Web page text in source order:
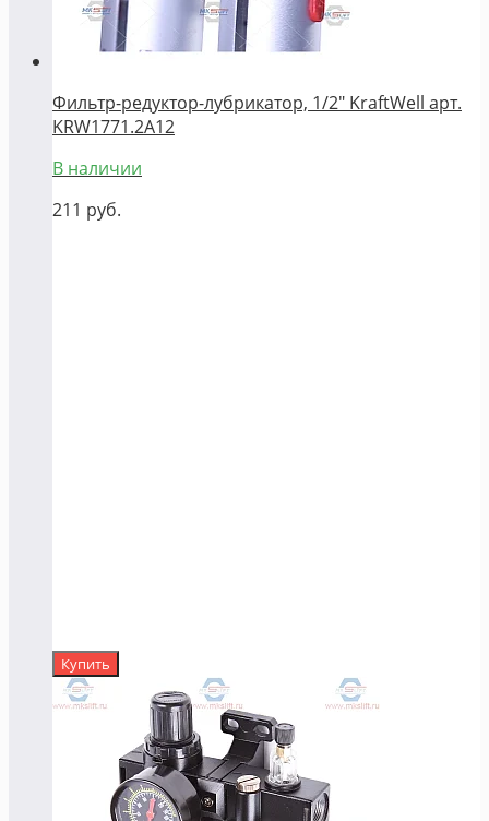
Фильтр-редуктор-лубрикатор, 1/2" KraftWell арт.
KRW1771.2A12
В наличии
211 руб.
Купить